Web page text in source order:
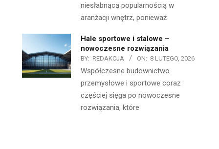
niesłabnącą popularnością w
aranżacji wnętrz, ponieważ
Hale sportowe i stalowe –
nowoczesne rozwiązania
BY: REDAKCJA ON: 8 LUTEGO, 2026
Współczesne budownictwo
przemysłowe i sportowe coraz
częściej sięga po nowoczesne
rozwiązania, które